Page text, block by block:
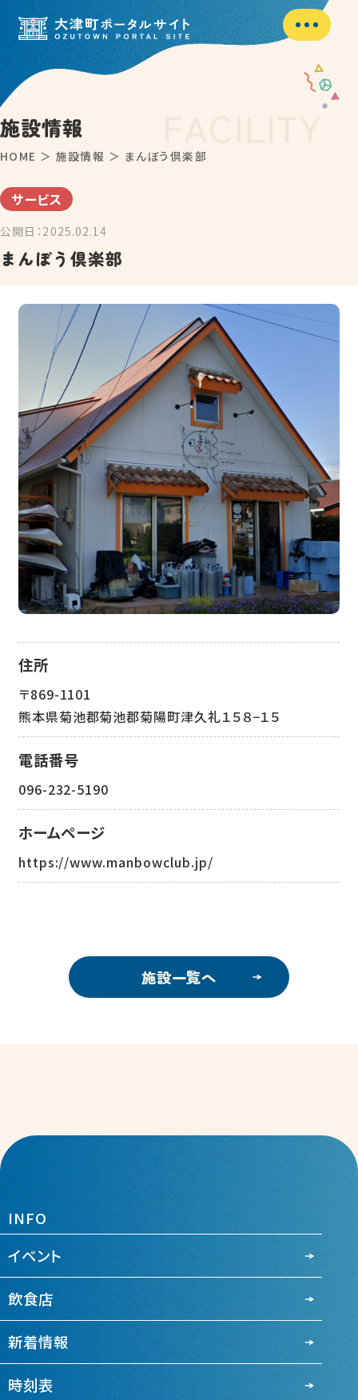
施設情報
HOME ＞ 施設情報 ＞ まんぼう倶楽部
サービス
公開日：2025.02.14
まんぼう倶楽部
住所
〒869-1101
熊本県菊池郡菊池郡菊陽町津久礼１５８−１５
電話番号
096-232-5190
ホームページ
https://www.manbowclub.jp/
施設一覧へ
INFO
イベント
飲食店
新着情報
時刻表